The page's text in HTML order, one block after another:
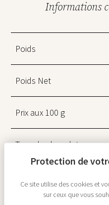
Informations
Poids
Poids Net
Prix aux 100 g
Type de chocolat
Ce site utilise des cookies et
sur ceux que vous